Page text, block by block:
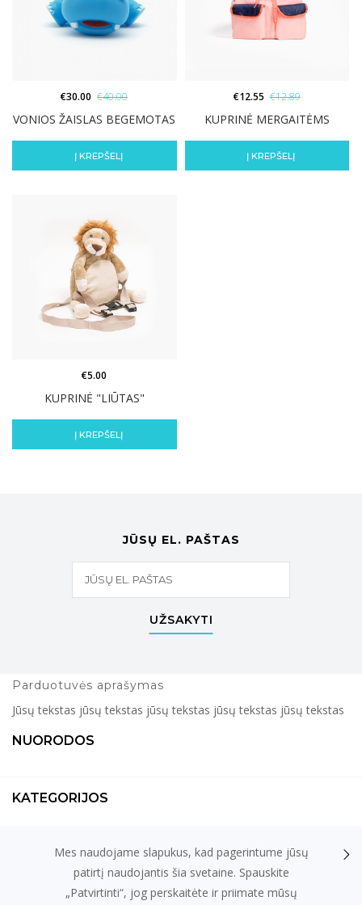
VONIOS ŽAISLAS BEGEMOTAS
€30.00 €40.00
Į KREPŠELĮ
KUPRINĖ MERGAITĖMS
€12.55 €12.89
Į KREPŠELĮ
KUPRINĖ "LIŪTAS"
€5.00
Į KREPŠELĮ
JŪSŲ EL. PAŠTAS
UŽSAKYTI
Parduotuvės aprašymas
Jūsų tekstas jūsų tekstas jūsų tekstas jūsų tekstas jūsų tekstas
NUORODOS
KATEGORIJOS
KONTAKTAIMes naudojame slapukus, kad pagerintume jūsų
patirtį naudojantis šia svetaine. Spauskite
„Patvirtinti“, jog perskaitėte ir priimate mūsų